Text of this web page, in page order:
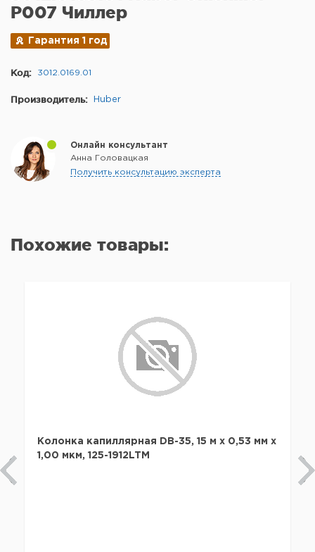
P007 Чиллер
Гарантия 1 год
Код: 3012.0169.01
Производитель: Huber
Онлайн консультант
Анна Головацкая
Получить консультацию эксперта
Похожие товары:
Колонка капиллярная DB-35, 15 м x 0,53 мм х
1,00 мкм, 125-1912LTM